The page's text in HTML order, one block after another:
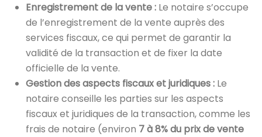
Enregistrement de la vente : Le notaire s’occupe
de l’enregistrement de la vente auprès des
services fiscaux, ce qui permet de garantir la
validité de la transaction et de fixer la date
officielle de la vente.
Gestion des aspects fiscaux et juridiques : Le
notaire conseille les parties sur les aspects
fiscaux et juridiques de la transaction, comme les
frais de notaire (environ 7 à 8% du prix de vente